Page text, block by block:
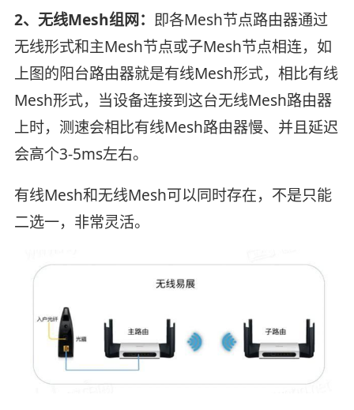
2、无线Mesh组网： 即各Mesh节点路由器通过
无线形式和主Mesh节点或子Mesh节点相连，如
上图的阳台路由器就是有线Mesh形式，相比有线
Mesh形式，当设备连接到这台无线Mesh路由器
上时，测速会相比有线Mesh路由器慢、并且延迟
会高个3-5ms左右。
有线Mesh和无线Mesh可以同时存在，不是只能
二选一，非常灵活。